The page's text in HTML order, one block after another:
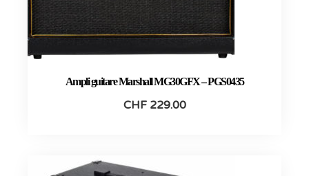
Ampli guitare Marshall MG30GFX – PGS0435
CHF229.00